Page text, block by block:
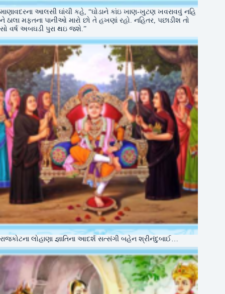
માણાવદરના આલસી ઘાંચી કહે, “ઘોડાને કાંઇ ખાણ-ખુટણ ખવરાવવું નહિ
ને ઠાલા મફતના પાનીઓ મારો છો તે હખણાં રહો. નહિતર, પછાડીશ તો
સો વર્ષ અબઘડી પુરા થઇ જશે.”
રાજકોટના લોહાણા જ્ઞાતિના આદર્શ સત્સંગી બહેન શ્રીનંદુબાઈ…